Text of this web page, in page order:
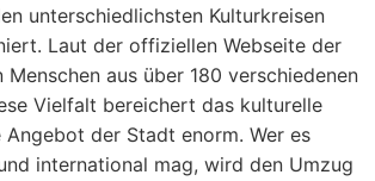
unterschiedlichsten Kulturkreisen
Laut der offiziellen Webseite der
Menschen aus über 180 verschiedenen
Vielfalt bereichert das kulturelle
Angebot der Stadt enorm. Wer es
international mag, wird den Umzug